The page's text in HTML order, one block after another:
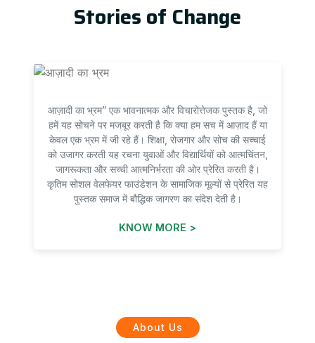
Stories of Change
आज़ादी का भ्रम” एक भावनात्मक और विचारोत्तेजक पुस्तक है, जो
हमें यह सोचने पर मजबूर करती है कि क्या हम सच में आज़ाद हैं या
केवल एक भ्रम में जी रहे हैं। शिक्षा, रोजगार और सोच की सच्चाई
को उजागर करती यह रचना युवाओं और विद्यार्थियों को आत्मचिंतन,
जागरूकता और सच्ची आत्मनिर्भरता की ओर प्रेरित करती है।
कृतिम सोशल वेलफेयर फाउंडेशन के सामाजिक मूल्यों से प्रेरित यह
पुस्तक समाज में बौद्धिक जागरण का संदेश देती है।
KNOW MORE >
About Us